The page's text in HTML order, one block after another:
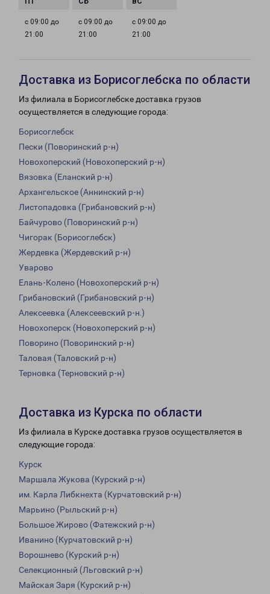
с 09:00 до
21:00
с 09:00 до
21:00
с 09:00 до
21:00
Доставка из Борисоглебска по области
Из филиала в Борисоглебске доставка грузов
осуществляется в следующие города:
Борисоглебск
Пески (Поворинский р-н)
Новохоперский (Новохоперский р-н)
Вязовка (Еланский р-н)
Архангельское (Аннинский р-н)
Листопадовка (Грибановский р-н)
Байчурово (Поворинский р-н)
Чигорак (Борисоглебск)
Жердевка (Жердевский р-н)
Уварово
Елань-Колено (Новохоперский р-н)
Грибановский (Грибановский р-н)
Алексеевка (Алексеевский р-н.)
Новохоперск (Новохоперский р-н)
Поворино (Поворинский р-н)
Таловая (Таловский р-н)
Терновка (Терновский р-н)
Доставка из Курска по области
Из филиала в Курске доставка грузов осуществляется в
следующие города:
Курск
Маршала Жукова (Курский р-н)
им. Карла Либкнехта (Курчатовский р-н)
Марьино (Рыльский р-н)
Большое Жирово (Фатежский р-н)
Иванино (Курчатовский р-н)
Ворошнево (Курский р-н)
Селекционный (Льговский р-н)
Майская Заря (Курский р-н)